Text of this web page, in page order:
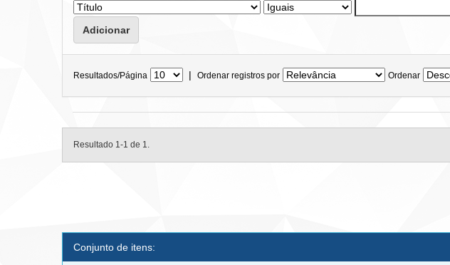
Resultados/Página | Ordenar registros por Ordenar
Resultado 1-1 de 1.
Conjunto de itens: